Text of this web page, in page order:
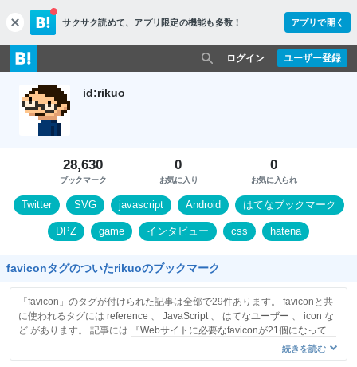
c
l
o
s
サクサク読めて、 アプリ限定の機能も多数！ アプリで開く
ユーザー登録
ログイン
id:rikuo
28,630
ブックマーク
0
お気に入り
0
お気に入られ
Twitter SVG javascript Android はてなブックマーク
DPZ game インタビュー css hatena
faviconタグのついたrikuoのブックマーク
「favicon」のタグが付けられた記事は全部で29件あります。 faviconと共
に使われるタグには reference 、 JavaScript 、 はてなユーザー 、 icon
ど があります。 記事には
『Webサイトに必要なfaviconが21個になってい
続きを読む